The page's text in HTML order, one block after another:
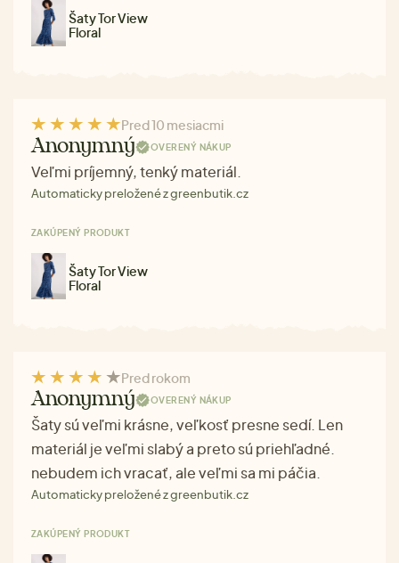
Šaty Tor View
Floral
Pred 10 mesiacmi
Anonymný OVERENÝ NÁKUP
Veľmi príjemný, tenký materiál.
Automaticky preložené z greenbutik.cz
ZAKÚPENÝ PRODUKT
Šaty Tor View
Floral
Pred rokom
Anonymný OVERENÝ NÁKUP
Šaty sú veľmi krásne, veľkosť presne sedí. Len
materiál je veľmi slabý a preto sú priehľadné.
nebudem ich vracať, ale veľmi sa mi páčia.
Automaticky preložené z greenbutik.cz
ZAKÚPENÝ PRODUKT